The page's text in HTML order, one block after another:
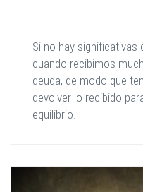
Si no hay
cuando recibimos
deuda, de modo que
devolver lo recibido
equilibrio.